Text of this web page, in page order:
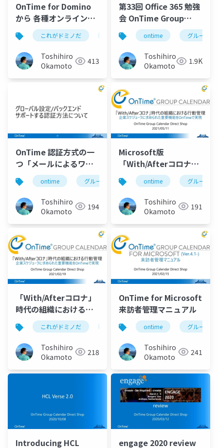
OnTime for Domino
から 各種オンライン会
議の開催これがドミノだ ontime hcl domino
Toshihiro
Okamoto
413
第33回 Office 365 勉強
会 OnTime Group
Calendar の Teams 踏
み込み活用術
ontime グループ
Toshihiro
Okamoto
1.9K
OnTime 認証方式の一
つ「メールによるワン
タイムトークン発行」
画面サンプル」
ontime グループカレンダー グループスケジュール
Toshihiro
Okamoto
194
Microsoft版
「With/Afterコロナ」
時代の組織における行
動管理 企業スケジュ
ーラに求められた重要
機能を OnTime Group
Calendar で実現
ontime グループ
Toshihiro
Okamoto
191
「With/Afterコロナ」
時代の組織における行
動管理 企業スケジュ
ーラに求められた重要
機能を OnTime Group
Calendar で実現
これがドミノだ ontime hcl domino
Toshihiro
Okamoto
218
OnTime for Microsoft
来訪者管理マニュアル
ontime グループ
Toshihiro
Okamoto
241
Introducing HCL engage 2020 review